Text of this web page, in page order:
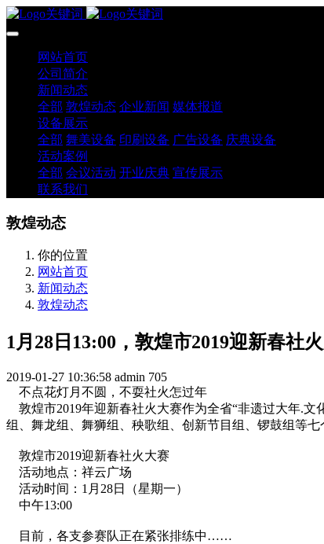
网站首页
公司简介
新闻动态
全部 敦煌动态 企业新闻 媒体报道
设备展示
全部 舞美设备 印刷设备 广告设备 庆典设备
活动案例
全部 会议活动 开业庆典 宣传展示
联系我们
敦煌动态
你的位置
网站首页
新闻动态
敦煌动态
1月28日13:00，敦煌市2019迎新春社
2019-01-27 10:36:58 admin 705
不点花灯月不圆，不耍社火怎过年
敦煌市2019年迎新春社火大赛作为全省“非遗过大年.文
组、舞龙组、舞狮组、秧歌组、创新节目组、锣鼓组等
敦煌市2019迎新春社火大赛
活动地点：祥云广场
活动时间：1月28日（星期一）
中午13:00
目前，各支参赛队正在紧张排练中……